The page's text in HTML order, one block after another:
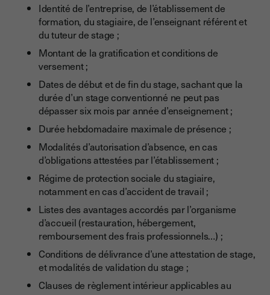
Identité de l’entreprise, de l’établissement de
formation, du stagiaire, de l’enseignant référent et
du tuteur de stage ;
Montant de la gratification et conditions de
versement ;
Dates de début et de fin du stage, sachant que la
durée d’un stage conventionné ne peut pas
dépasser six mois par année d’enseignement ;
Durée hebdomadaire maximale de présence ;
Modalités d’autorisation d’absence, en cas
d’obligations attestées par l’établissement ;
Régime de protection sociale du stagiaire,
notamment en cas d’accident de travail ;
Listes des avantages accordés par l’organisme
d’accueil (restauration, hébergement,
remboursement des frais professionnels…) ;
Conditions de délivrance d’une attestation de stage,
et modalités de validation du stage ;
Clauses de règlement intérieur applicables au